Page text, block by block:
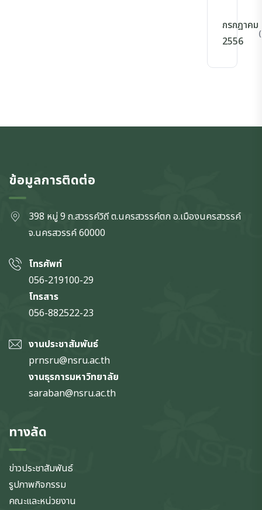
กรกฎาคม
2556
ข้อมูลการติดต่อ
398 หมู่ 9 ถ.สวรรค์วิถี ต.นครสวรรค์ตก อ.เมืองนครสวรรค์
จ.นครสวรรค์60000
โทรศัพท์
056-219100-29
โทรสาร
056-882522-23
งานประชาสัมพันธ์
prnsru@nsru.ac.th
งานธุรการมหาวิทยาลัย
saraban@nsru.ac.th
ทางลัด
ข่าวประชาสัมพันธ์
รูปภาพกิจกรรม
คณะและหน่วยงาน